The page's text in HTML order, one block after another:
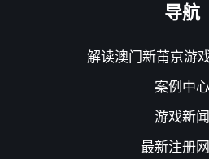
导航
解读澳门新莆京游
案例中心
游戏新闻
最新注册